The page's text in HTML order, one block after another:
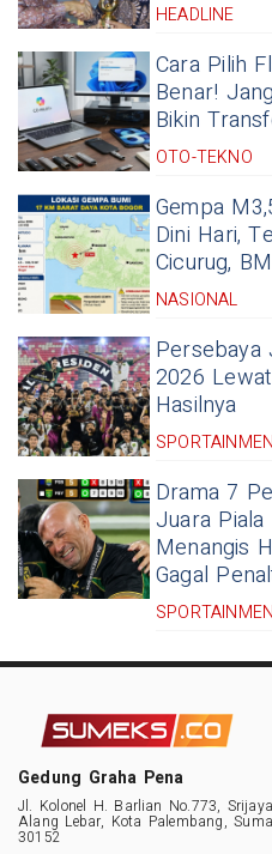
HEADLINE
Cara Pilih
Benar!
Bikin
OTO-TEKNO
Gempa
Dini Hari,
Cicurug,
NASIONAL
Persebaya
2026
Hasilnya
Drama 7
Juara
Menangis
Gagal
Gedung Graha Pena
Jl. Kolonel H. Barlian No.773,
Alang Lebar, Kota Palembang,
30152